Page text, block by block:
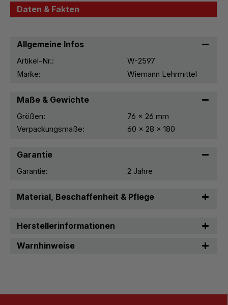
Daten & Fakten
Allgemeine Infos
Artikel-Nr.:
W-2597
Marke:
Wiemann Lehrmittel
Maße & Gewichte
Größen:
76 x 26 mm
Verpackungsmaße:
60 x 28 x 180
Garantie
Garantie: 2 Jahre
Material, Beschaffenheit & Pflege
Herstellerinformationen
Warnhinweise